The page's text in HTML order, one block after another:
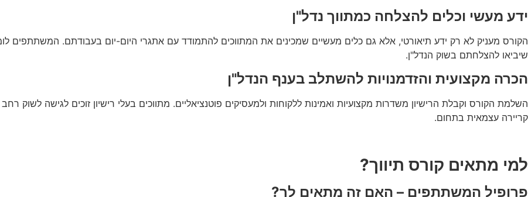
ידע מעשי וכלים להצלחה כמתווך נדל"ן
הקורס מעניק לא רק ידע תיאורטי, אלא גם כלים מעשיים שמכינים את המתווכים להתמודד עם אתגרי היום-יום בעבודתם. המשתתפים
שיביאו להצלחתם בשוק הנדל"ן.
הכרה מקצועית והזדמנויות להשתלב בענף הנדל"ן
השלמת הקורס וקבלת הרישיון משדרות מקצועיות ואמינות ללקוחות ולמעסיקים פוטנציאליים. מתווכים בעלי רישיון זוכים לגישה לשוק
קריירה עצמאית בתחום.
למי מתאים קורס תיווך?
פרופיל המשתתפים – האם זה מתאים לך?